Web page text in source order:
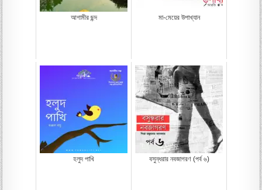
আগামীর ছন্দ মা-মেয়ের উপাখ্যান
হলুদ পাখি বসুন্ধরার নবজাগরণ (পর্ব ৬)